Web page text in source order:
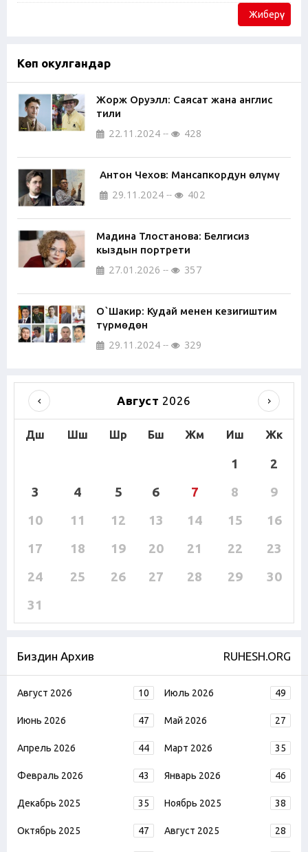
Жиберүү
Көп окулгандар
Жорж Оруэлл: Саясат жана англис
тили
22.11.2024 428
Антон Чехов: Мансапкордун өлүмү
29.11.2024 402
Мадина Тлостанова: Белгисиз
кыздын портрети
27.01.2026 357
О`Шакир: Кудай менен кезигиштим
түрмөдөн
29.11.2024 329
Август 2026
Дш Шш Шр Бш Жм Иш Жк
1
2
3
4 5 6 7 8
9
10
11 12 13 14 15
16
17
18 19 20 21 22
23
24
25 26 27 28 29
30
31
Биздин Архив RUHESH.ORG
Август 2026 10 Июль 2026 49
Июнь 2026 47 Май 2026 27
Апрель 2026 44 Март 2026 35
Февраль 2026 43 Январь 2026 46
Декабрь 2025 35 Ноябрь 2025 38
Октябрь 2025 47 Август 2025 28